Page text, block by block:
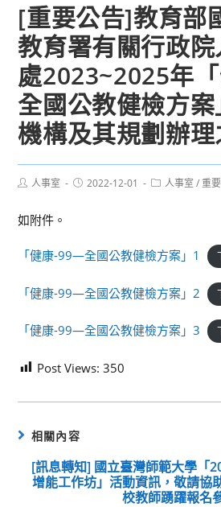
[重要公告]教育部
教育署有關行政
處2023~2025年
全國公教健檢方
機構及其規劃辦
Post人事室
Post2022-12-01
Post人事室 / 重
如附件。
「健康-99—全國公教健檢方案」1
「健康-99—全國公教健檢方案」2
「健康-99—全國公教健檢方案」3
Post Views: 350
相關內容
[訊息轉知] 國立臺灣師範大學「
增能工作坊」活動資訊，敬請協
校教師踴躍報名